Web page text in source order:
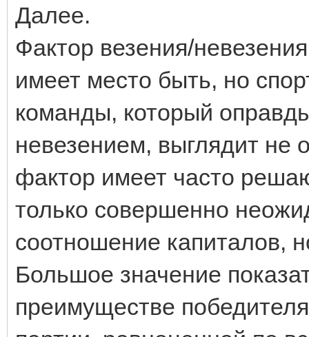
Далее.
Фактор везения/
имеет место быть, но
команды, который
невезением, выглядит не
фактор имеет часто
только совершенно
соотношение капиталов,
Большое значение
преимуществе